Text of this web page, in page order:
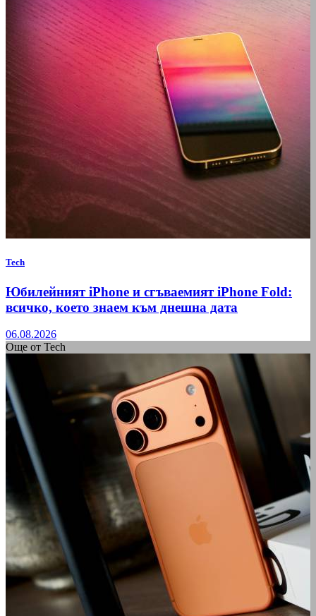
Tech
Юбилейният iPhone и сгъваемият iPhone Fold:
всичко, което знаем към днешна дата
06.08.2026
Още от Tech